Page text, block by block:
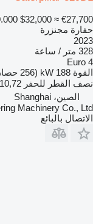
$32,000 ≈ €27,700
حفارة مجنزرة
2023
328 متر / ساعة
Euro 4
القوة 188 kW (256 حصان)
نصف القطر للحفر 10,72 متر
الصين، Shanghai
Machinery Co., Ltd
الاتصال بالبائع